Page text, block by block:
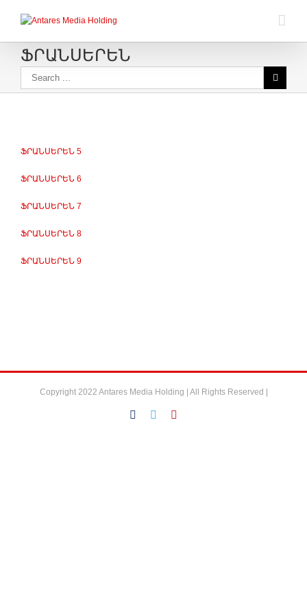
ՖՐԱՆՍԵՐԵՆ
ՖՐԱՆՍԵՐԵՆ 5
ՖՐԱՆՍԵՐԵՆ 6
ՖՐԱՆՍԵՐԵՆ 7
ՖՐԱՆՍԵՐԵՆ 8
ՖՐԱՆՍԵՐԵՆ 9
Copyright 2022 Antares Media Holding | All Rights Reserved |